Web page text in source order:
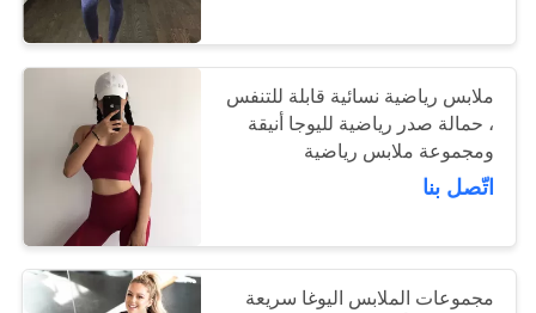
الجودة
اتصل
طلب
اقتباس
عجلة اليوغا الأسطوانة
15
ملابس رياضية نسائية قابلة للتنفس
، حمالة صدر رياضية لليوجا أنيقة
ومجموعة ملابس رياضية
اتّصل بنا
مجموعات الملابس اليوغا سريعة